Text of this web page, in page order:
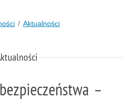
Aktualności
–